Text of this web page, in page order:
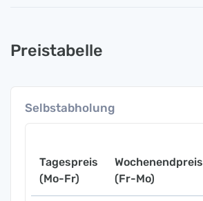
Preistabelle
Selbstabholung
Tagespreis
(Mo-Fr)
Wochenendpreis
(Fr-Mo)